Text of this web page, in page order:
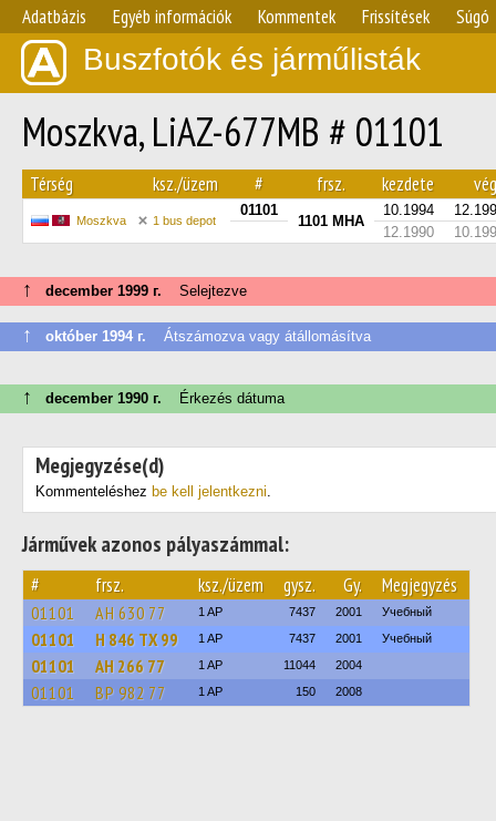
Adatbázis Egyéb információk Kommentek Frissítések Súgó
Buszfotók és járműlisták
Moszkva, LiAZ-677MB # 01101
Térség ksz./üzem # frsz. kezdete
Moszkva 1 bus depot
01101
1101 МНА
10.1994
12.1990
↑ december 1999 г. Selejtezve
↑ október 1994 г. Átszámozva vagy átállomásítva
↑ december 1990 г. Érkezés dátuma
Megjegyzése(d)
Kommenteléshez be kell jelentkezni.
Járművek azonos pályaszámmal:
# frsz. ksz./üzem gysz. Gy. Megjegyzés
01101 АН 630 77 1 AP 7437 2001 Учебный
01101 Н 846 ТХ 99 1 AP 7437 2001 Учебный
01101 АН 266 77 1 AP 11044 2004
01101 ВР 982 77 1 AP 150 2008